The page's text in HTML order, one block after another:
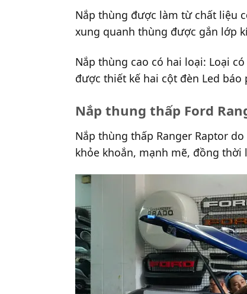
Nắp thùng được làm từ chất liệu
xung quanh thùng được gắn lớp
Nắp thùng cao có hai loại: Loại
được thiết kế hai cột đèn Led
Nắp thung thấp Ford
Nắp thùng thấp Ranger Raptor
khỏe khoắn, mạnh mẽ, đồng